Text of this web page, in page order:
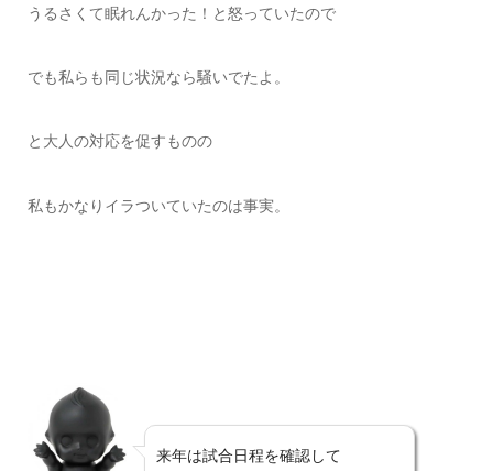
うるさくて眠れんかった！と怒っていたので
でも私らも同じ状況なら騒いでたよ。
と大人の対応を促すものの
私もかなりイラついていたのは事実。
来年は試合日程を確認して